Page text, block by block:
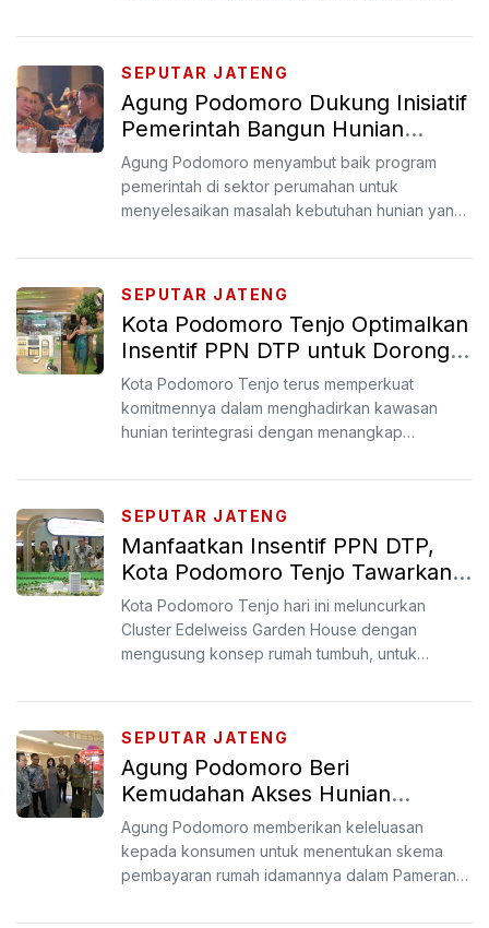
SEPUTAR JATENG
Agung Podomoro Dukung Inisiatif
Pemerintah Bangun Hunian
Berkualitas
Agung Podomoro menyambut baik program
pemerintah di sektor perumahan untuk
menyelesaikan masalah kebutuhan hunian yang
SEPUTAR JATENG
Kota Podomoro Tenjo Optimalkan
Insentif PPN DTP untuk Dorong
Pembangunan Hunian
Kota Podomoro Tenjo terus memperkuat
komitmennya dalam menghadirkan kawasan
hunian terintegrasi dengan menangkap
SEPUTAR JATENG
Manfaatkan Insentif PPN DTP,
Kota Podomoro Tenjo Tawarkan
Rumah Tumbuh dengan Harga
Mulai Rp500 Juta
Kota Podomoro Tenjo hari ini meluncurkan
Cluster Edelweiss Garden House dengan
mengusung konsep rumah tumbuh, untuk
SEPUTAR JATENG
Agung Podomoro Beri
Kemudahan Akses Hunian
Berkualitas dengan Fleksibilitas
Pembayaran
Agung Podomoro memberikan keleluasan
kepada konsumen untuk menentukan skema
pembayaran rumah idamannya dalam Pameran